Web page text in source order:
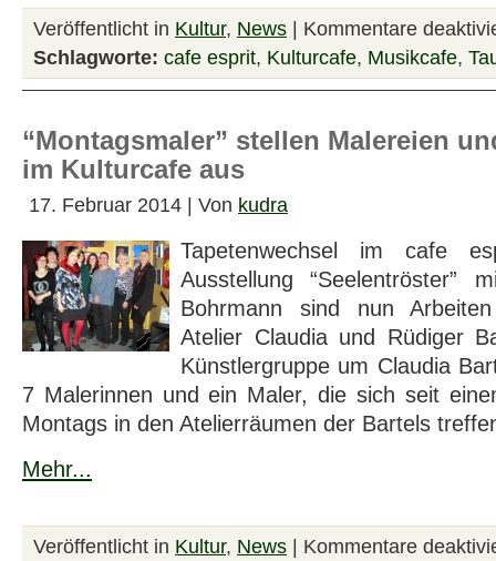
Veröffentlicht in Kultur, News | Kommentare
Schlagworte: cafe esprit, Kulturcafe, Musikcafe,
“Montags­maler” stellen Malereien
im Kultur­cafe aus
17. Februar 2014 | Von kudra
Tapetenwechsel im cafe
Ausstellung “Seelentröster”
Bohrmann sind nun
Atelier Claudia und Rüdiger
Künstlergruppe um Claudia
7 Malerinnen und ein Maler, die sich seit
Montags in den Atelierräumen der Bartels
Mehr...
Veröffentlicht in Kultur, News
Kommentare